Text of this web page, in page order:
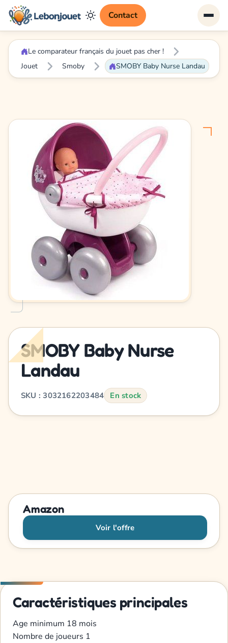
Contact
Le comparateur français du jouet pas cher !
Jouet
Smoby SMOBY Baby Nurse Landau
SMOBY Baby Nurse
Landau
SKU : 3032162203484 En stock
Amazon
Voir l'offre
Caractéristiques principales
Age minimum 18 mois
Nombre de joueurs 1